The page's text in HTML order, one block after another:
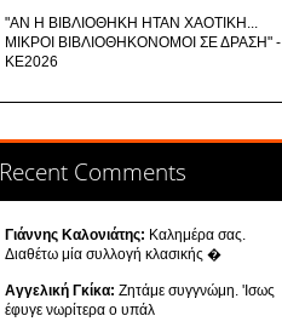
"ΑΝ Η ΒΙΒΛΙΟΘΗΚΗ ΗΤΑΝ ΧΑΟΤΙΚΗ...
ΜΙΚΡΟΙ ΒΙΒΛΙΟΘΗΚΟΝΟΜΟΙ ΣΕ ΔΡΑΣΗ" -
ΚΕ2026
Recent Comments
Γιάννης Καλονιάτης: Καλημέρα σας.
Διαθέτω μία συλλογή κλασικής �
Αγγελική Γκίκα: Ζητάμε συγγνώμη. 'Ισως
έφυγε νωρίτερα ο υπάλ